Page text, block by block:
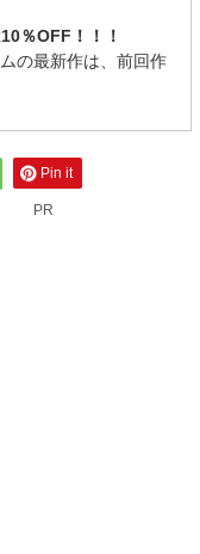
％OFF！！！
の最新作は、前回作
Pin it
PR